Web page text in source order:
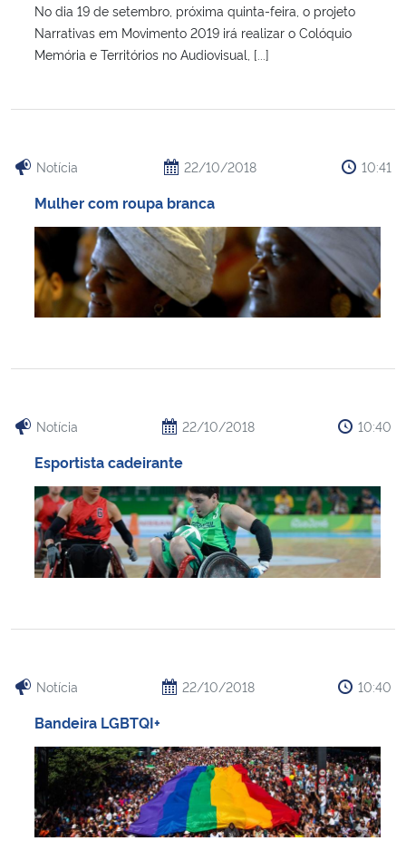
No dia 19 de setembro, próxima quinta-feira, o projeto
Narrativas em Movimento 2019 irá realizar o Colóquio
Memória e Territórios no Audiovisual, [...]
Notícia 22/10/2018 10:41
Mulher com roupa branca
Notícia 22/10/2018 10:40
Esportista cadeirante
Notícia 22/10/2018 10:40
Bandeira LGBTQI+